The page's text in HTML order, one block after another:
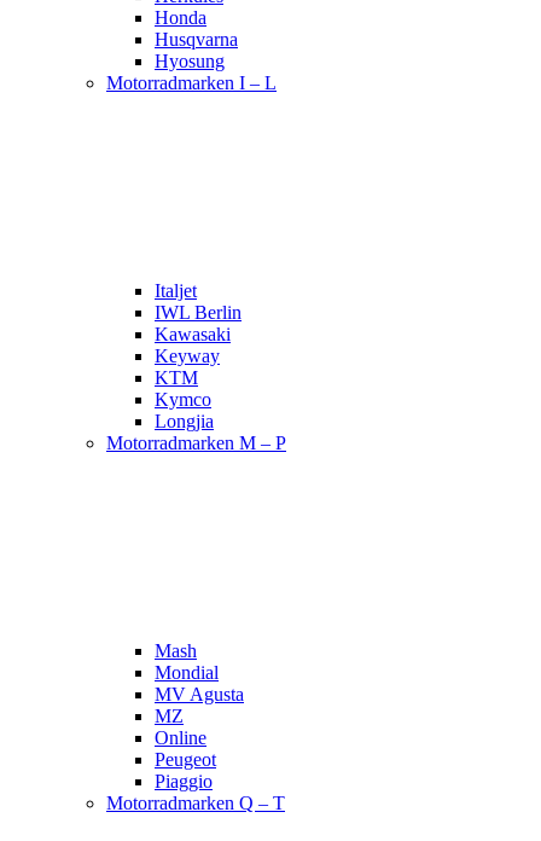
Honda
Husqvarna
Hyosung
Motorradmarken I – L
Italjet
IWL Berlin
Kawasaki
Keyway
KTM
Kymco
Longjia
Motorradmarken M – P
Mash
Mondial
MV Agusta
MZ
Online
Peugeot
Piaggio
Motorradmarken Q – T